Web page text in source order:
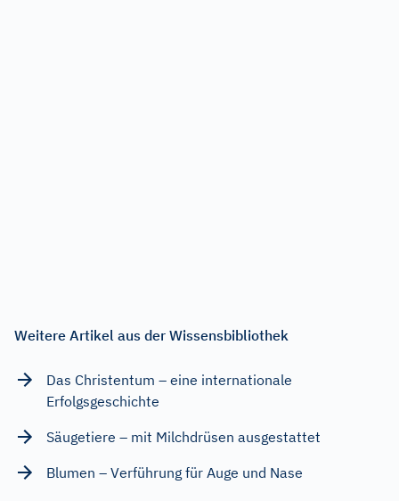
Weitere Artikel aus der Wissensbibliothek
Das Christentum – eine internationale
Erfolgsgeschichte
Säugetiere – mit Milchdrüsen ausgestattet
Blumen – Verführung für Auge und Nase